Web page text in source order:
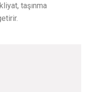
taşınma